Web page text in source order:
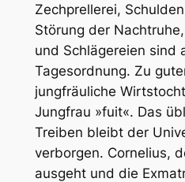
Zechprellerei,
Störung der
und Schlägereien sind
Tagesordnung. Zu
jungfräuliche
Jungfrau »fuit«. Das
Treiben bleibt der
verborgen. Cornelius,
ausgeht und die